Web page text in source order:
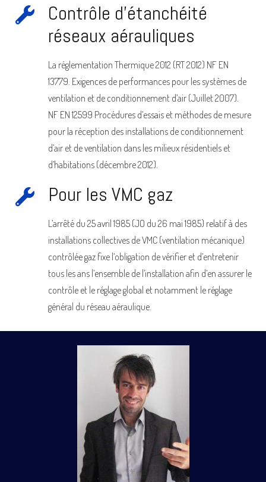
Contrôle d’étanchéité
réseaux aérauliques
La réglementation Thermique 2012 (RT 2012) NF EN
13779. Exigences de performances pour les systèmes de
ventilation et de conditionnement d’air (Juillet 2007).
NF EN 12599 Procédures d’essais et méthodes de mesure
pour la réception des installations de conditionnement
d’air et de ventilation dans les milieux résidentiels et
d’habitations (décembre 2012).
Pour les VMC gaz
L’arrêté du 25 avril 1985 (JO du 26 mai 1985) relatif à des
installations collectives de VMC (ventilation mécanique)
contrôlée gaz fixe l’obligation de vérifier et d’entretenir
tous les ans l’ensemble de l’installation afin d’en assurer le
contrôle et le réglage global et notamment le réglage
général du réseau aéraulique.